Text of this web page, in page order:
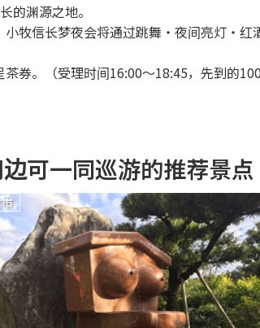
的渊源之地。
牧信长梦夜会将通过跳舞・夜间亮灯・红
券。（受理时间16:00～18:45，先到的100
可一同巡游的推荐景点